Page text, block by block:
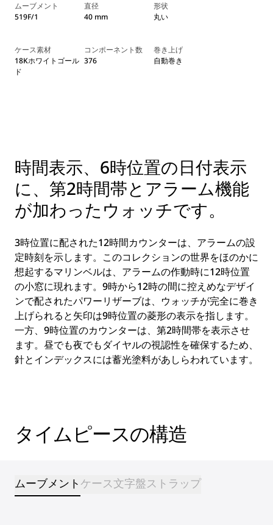
ムーブメント
519F/1
直径
40 mm
形状
丸い
ケース素材
18Kホワイトゴール
ド
コンポーネント数
376
巻き上げ
自動巻き
時間表示、6時位置の日付表示
に、第2時間帯とアラーム機能
が加わったウォッチです。
3時位置に配された12時間カウンターは、アラームの設
定時刻を示します。このコレクションの世界をほのかに
想起するマリンベルは、アラームの作動時に12時位置
の小窓に現れます。9時から12時の間に控えめなデザイ
ンで配されたパワーリザーブは、ウォッチが完全に巻き
上げられると矢印は9時位置の菱形の表示を指します。
一方、9時位置のカウンターは、第2時間帯を表示させ
ます。昼でも夜でもダイヤルの視認性を確保するため、
針とインデックスには蓄光塗料があしらわれています。
タイムピースの構造
ムーブメント ケース文字盤ストラップ